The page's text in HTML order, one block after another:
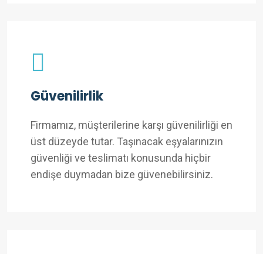
Güvenilirlik
Firmamız, müşterilerine karşı güvenilirliği en
üst düzeyde tutar. Taşınacak eşyalarınızın
güvenliği ve teslimatı konusunda hiçbir
endişe duymadan bize güvenebilirsiniz.